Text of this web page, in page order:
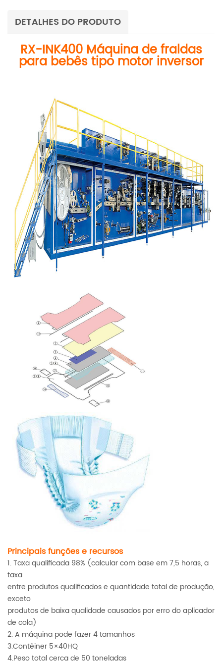
DETALHES DO PRODUTO
RX-INK400 Máquina de fraldas
para bebês tipo motor inversor
Principais funções e recursos
1. Taxa qualificada 98% (calcular com base em 7,5 horas, a
taxa
entre produtos qualificados e quantidade total de produção,
exceto
produtos de baixa qualidade causados por erro do aplicador
de cola)
2. A máquina pode fazer 4 tamanhos
3.Contêiner 5×40HQ
4.Peso total cerca de 50 toneladas